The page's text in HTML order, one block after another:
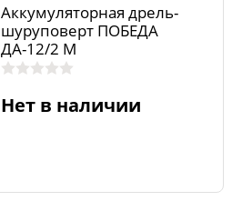
Аккумуляторная дрель-
шуруповерт ПОБЕДА
ДА-12/2 М
Нет в наличии